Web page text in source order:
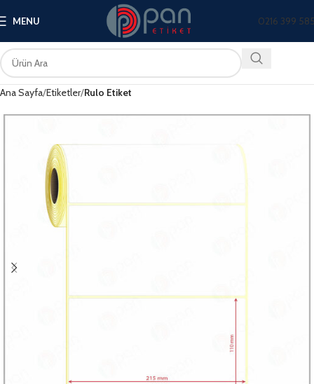
MENU 0216 399
Ana Sayfa Etiketler Rulo Etiket